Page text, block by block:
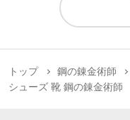
トップ 鋼の錬金術師
シューズ 靴 鋼の錬金術師